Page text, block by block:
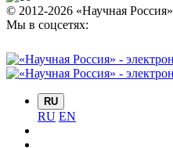
© 2012-2026 «Научная Россия»
Мы в соцсетях:
RU
RU EN